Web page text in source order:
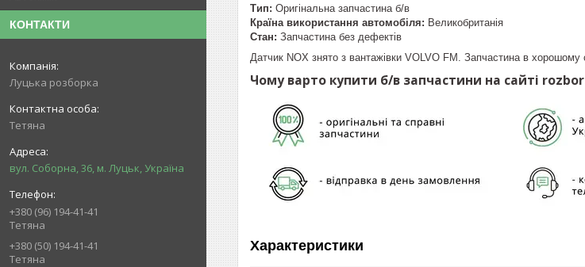
КОНТАКТИ
Луцька розборка
Тетяна
вул. Соборна, 36, м. Луцьк, Україна
+380 (96) 194-41-41
Тетяна
+380 (50) 194-41-41
Тетяна
Тип: Оригінальна запчастина б/в
Країна використання автомобіля: Великобританія
Стан: Запчастина без дефектів
Датчик NOX знято з вантажівки VOLVO FM. Запчастина в хорошому
Чому варто купити б/в запчастини на сайті
Характеристики